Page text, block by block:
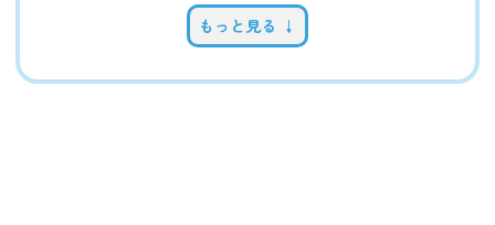
もっと見る ↓